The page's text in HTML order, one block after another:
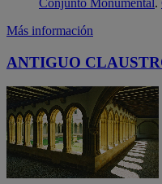
Conjunto Monumental .
Más información
ANTIGUO